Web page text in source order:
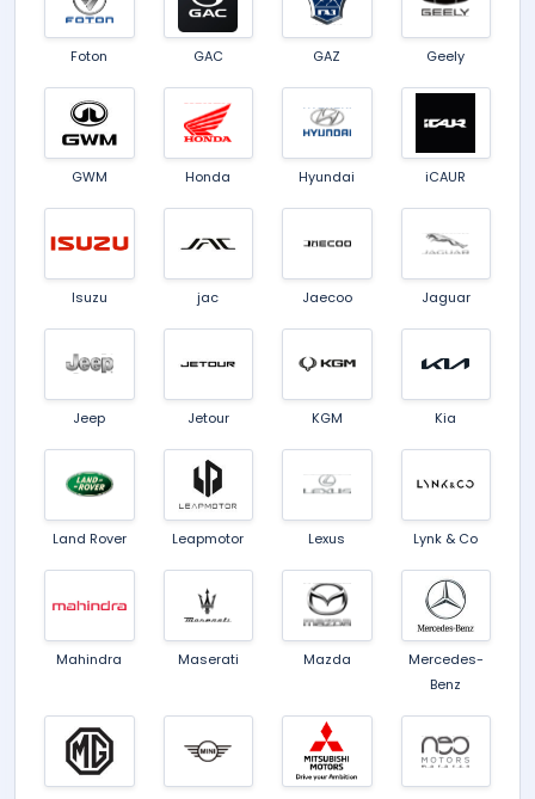
Foton GAC GAZ Geely
GWM Honda Hyundai iCAUR
Isuzu jac Jaecoo Jaguar
Jeep Jetour KGM Kia
Land Rover Leapmotor Lexus Lynk & Co
Mahindra Maserati Mazda
Mercedes-
Benz